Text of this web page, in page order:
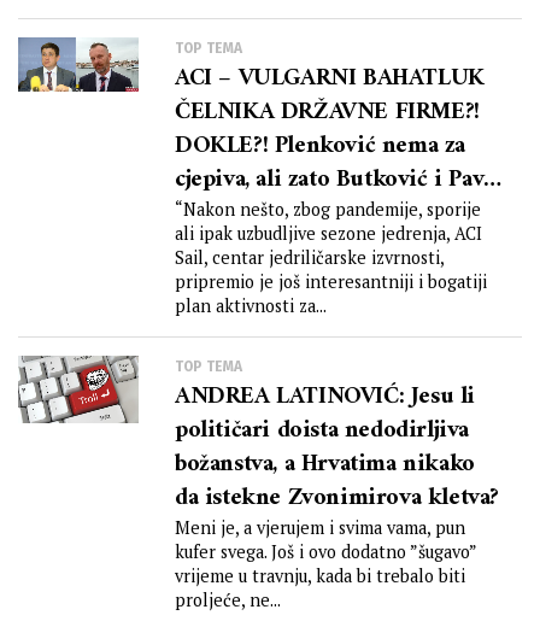
TOP TEMA
ACI – VULGARNI BAHATLUK
ČELNIKA DRŽAVNE FIRME?!
DOKLE?! Plenković nema za
cjepiva, ali zato Butković i Pavić
reklamiraju jedrilice u klasi
Rolexa i Bentleya?!
“Nakon nešto, zbog pandemije, sporije
ali ipak uzbudljive sezone jedrenja, ACI
Sail, centar jedriličarske izvrnosti,
pripremio je još interesantniji i bogatiji
plan aktivnosti za...
TOP TEMA
ANDREA LATINOVIĆ: Jesu li
političari doista nedodirljiva
božanstva, a Hrvatima nikako
da istekne Zvonimirova kletva?
Meni je, a vjerujem i svima vama, pun
kufer svega. Još i ovo dodatno ”šugavo”
vrijeme u travnju, kada bi trebalo biti
proljeće, ne...